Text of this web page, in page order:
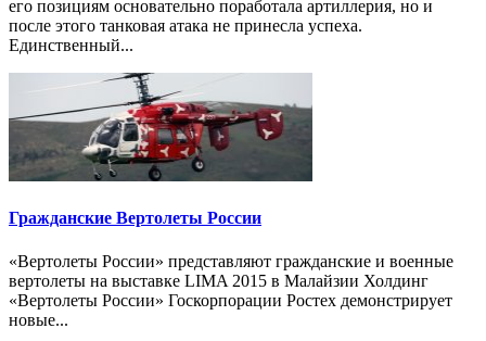
его позициям основательно поработала артиллерия, но и
после этого танковая атака не принесла успеха.
Единственный...
Гражданские Вертолеты России
«Вертолеты России» представляют гражданские и военные
вертолеты на выставке LIMA 2015 в Малайзии Холдинг
«Вертолеты России» Госкорпорации Ростех демонстрирует
новые...